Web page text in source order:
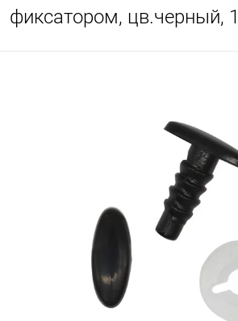
фиксатором, цв.черный,